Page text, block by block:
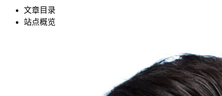
文章目录
站点概览